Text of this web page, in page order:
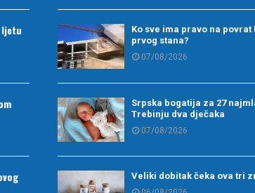
ljetu
Ko sve ima pravo na povrat
prvog stana?
07/08/2026
Srpska bogatija za 27
Trebinju dva dječaka
07/08/2026
Veliki dobitak čeka ova tri